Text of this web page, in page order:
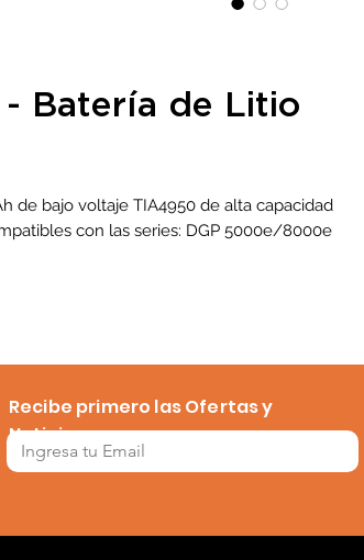
Batería de Litio
de bajo voltaje TIA4950 de alta capacidad
con las series: DGP 5000e/8000e
Recibe primero las Ofertas y
Noticias